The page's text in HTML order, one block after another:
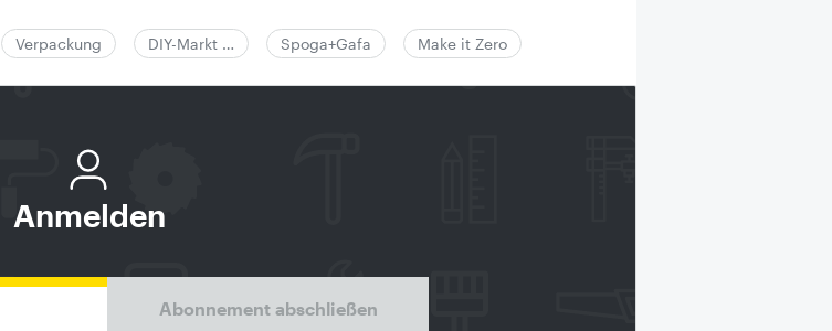
Verpackung DIY-Markt … Spoga+Gafa Make it Zero
Anmelden
Abonnement abschließen